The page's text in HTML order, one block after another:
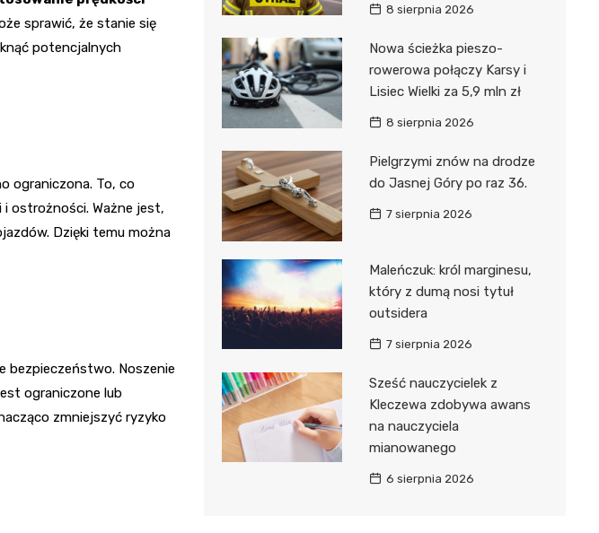
sprawić, że stanie się
potencjalnych
ograniczona. To, co
ostrożności. Ważne jest,
Dzięki temu można
bezpieczeństwo. Noszenie
ograniczone lub
zmniejszyć ryzyko
8 sierpnia 2026
Nowa ścieżka pieszo-
rowerowa połączy Karsy i
Lisiec Wielki za 5,9 mln zł
8 sierpnia 2026
Pielgrzymi znów na drodze
do Jasnej Góry po raz 36.
7 sierpnia 2026
Maleńczuk: król marginesu,
który z dumą nosi tytuł
outsidera
7 sierpnia 2026
Sześć nauczycielek z
Kleczewa zdobywa awans
na nauczyciela
mianowanego
6 sierpnia 2026